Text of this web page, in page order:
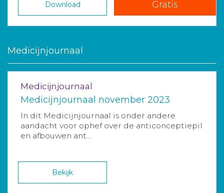
Download Gratis
Medicijnjournaal
Medicijnjournaal
Medicijnjournaal november 2023
In dit Medicijnjournaal is onder andere
aandacht voor ophef over de anticonceptiepil
en afbouwen ant...
Bekijk